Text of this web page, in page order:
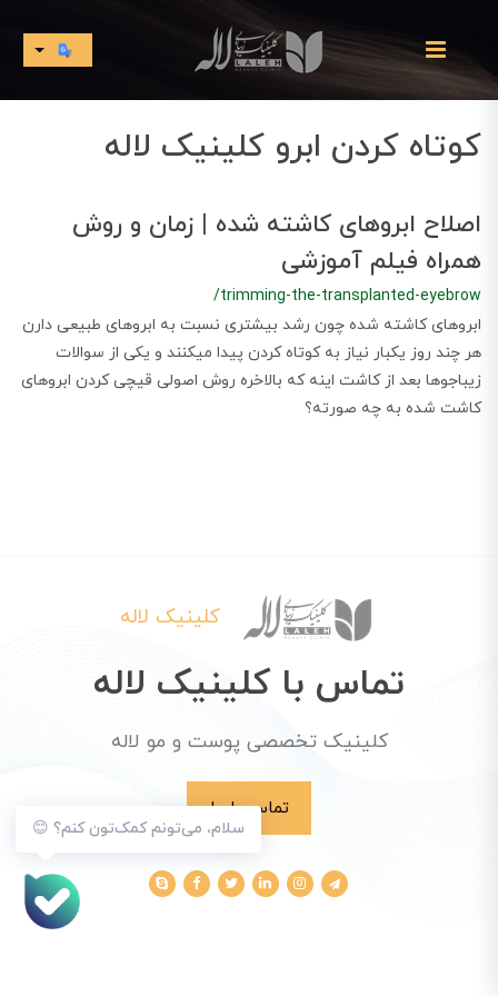
کوتاه کردن ابرو کلینیک لاله
اصلاح ابروهای کاشته شده | زمان و روش
همراه فیلم آموزشی
/trimming-the-transplanted-eyebrow
ابروهای کاشته شده چون رشد بیشتری نسبت به ابروهای طبیعی دارن
هر چند روز یکبار نیاز به کوتاه کردن پیدا میکنند و یکی از سوالات
زیباجوها بعد از کاشت اینه که بالاخره روش اصولی قیچی کردن ابروهای
کاشت شده به چه صورته؟
سلام، می‌تونم کمک‌تون کنم؟ 😊
کلینیک لاله
تماس با کلینیک لاله
کلینیک تخصصی پوست و مو لاله
تماس با ما